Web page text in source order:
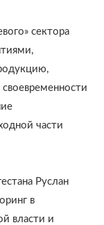
сектора
части
Руслан
в
власти и